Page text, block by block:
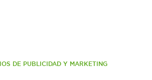
DE PUBLICIDAD Y MARKETING